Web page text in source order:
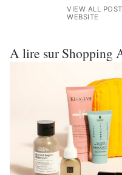
VIEW ALL
WEBSITE
A lire sur Shopping